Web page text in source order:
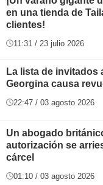
en una tienda de
clientes!
11:31 / 23 julio 2026
La lista de invitados
Georgina causa
22:47 / 03 agosto 2026
Un abogado
autorización se
cárcel
01:10 / 03 agosto 2026